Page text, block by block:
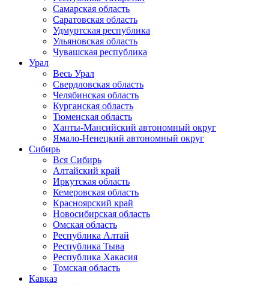
Самарская область
Саратовская область
Удмуртская республика
Ульяновская область
Чувашская республика
Урал
Весь Урал
Свердловская область
Челябинская область
Курганская область
Тюменская область
Ханты-Мансийский автономный округ
Ямало-Ненецкий автономный округ
Сибирь
Вся Сибирь
Алтайский край
Иркутская область
Кемеровская область
Красноярский край
Новосибирская область
Омская область
Республика Алтай
Республика Тыва
Республика Хакасия
Томская область
Кавказ